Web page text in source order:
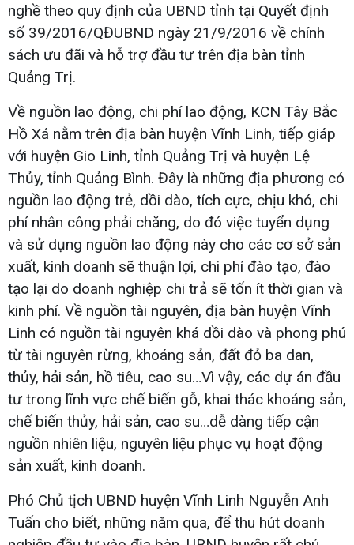
nghề theo quy định của UBND tỉnh tại Quyết định
số 39/2016/QĐUBND ngày 21/9/2016 về chính
sách ưu đãi và hỗ trợ đầu tư trên địa bàn tỉnh
Quảng Trị.
Về nguồn lao động, chi phí lao động, KCN Tây Bắc
Hồ Xá nằm trên địa bàn huyện Vĩnh Linh, tiếp giáp
với huyện Gio Linh, tỉnh Quảng Trị và huyện Lệ
Thủy, tỉnh Quảng Bình. Đây là những địa phương có
nguồn lao động trẻ, dồi dào, tích cực, chịu khó, chi
phí nhân công phải chăng, do đó việc tuyển dụng
và sử dụng nguồn lao động này cho các cơ sở sản
xuất, kinh doanh sẽ thuận lợi, chi phí đào tạo, đào
tạo lại do doanh nghiệp chi trả sẽ tốn ít thời gian và
kinh phí. Về nguồn tài nguyên, địa bàn huyện Vĩnh
Linh có nguồn tài nguyên khá dồi dào và phong phú
từ tài nguyên rừng, khoáng sản, đất đỏ ba dan,
thủy, hải sản, hồ tiêu, cao su…Vì vậy, các dự án đầu
tư trong lĩnh vực chế biến gỗ, khai thác khoáng sản,
chế biến thủy, hải sản, cao su…dễ dàng tiếp cận
nguồn nhiên liệu, nguyên liệu phục vụ hoạt động
sản xuất, kinh doanh.
Phó Chủ tịch UBND huyện Vĩnh Linh Nguyễn Anh
Tuấn cho biết, những năm qua, để thu hút doanh